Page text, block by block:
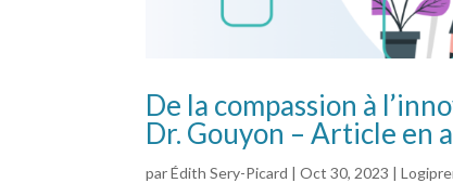
De la compassion à
Dr. Gouyon – Article en
parÉdith Sery-Picard |Oct 30, 2023 |